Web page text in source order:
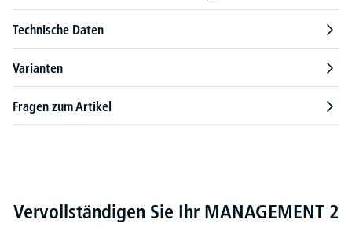
Technische Daten
Varianten
Fragen zum Artikel
Produktgalerie überspringen
Vervollständigen Sie Ihr MANAGEMENT 2